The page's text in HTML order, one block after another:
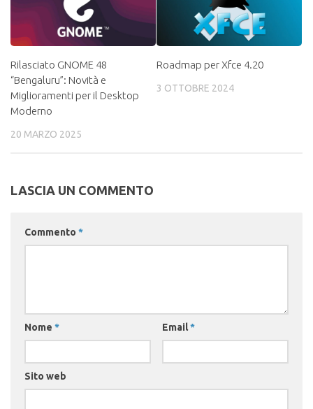
Rilasciato GNOME 48
“Bengaluru”: Novità e
Miglioramenti per il Desktop
Moderno
20 MARZO 2025
Roadmap per Xfce 4.20
3 OTTOBRE 2024
LASCIA UN COMMENTO
Commento *
Nome * Email*
Sito web